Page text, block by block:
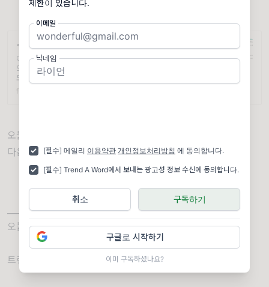
제한이 있습니다.
이메일
닉네임
[필수] 메일리 이용약관 개인정보처리방침 에 동의합니다.
[필수] Trend A Word에서 보내는 광고성 정보 수신에 동의합니다.
구독하기
취소
구글로 시작하기
이미 구독하셨나요?
이미지 = ‘트렌드서치그룹 오픈카톡방’ 캡처
<트렌드어워드> 트렌드 서치 그룹 신청서
어쩌다 이렇게까지 본격적으로 되어버렸는지 모르지만, 트렌
드어워드에서 트렌드 서치 그룹을 모집합니다. 궁금하신 점은
forms.gle
오늘은 여기까지!
다음 시간에 만나요
______________
오늘의 Trend A Word는 어떠셨나요?
트렌드어워드는 원래 주 5일 뉴스레터랍니다.